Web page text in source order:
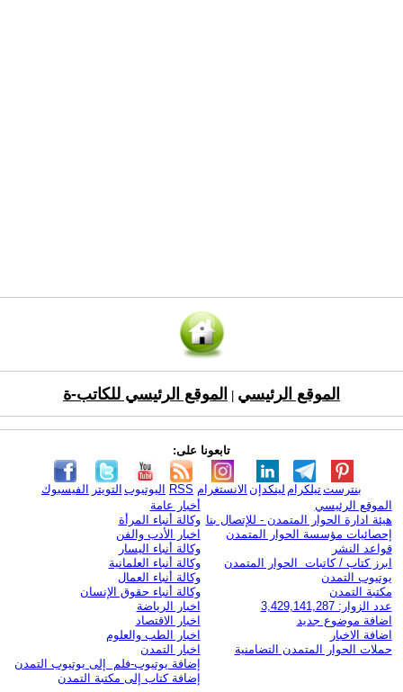
الموقع الرئيسي الموقع الرئيسي للكاتب-ة
تابعونا على:
الفيسبوك التويتر اليوتيوب RSS الانستغرام لينكدإن تيلكرامبنترست
الموقع الرئيسي
هيئة ادارة الحوار المتمدن - للإتصال بنا
إحصائيات مؤسسة الحوار المتمدن
قواعد النشر
ابرز كتاب / كاتبات الحوار المتمدن
يوتيوب التمدن
مكتبة التمدن
عدد الزوار: 3,429,141,287
اضافة موضوع جديد
اضافة الاخبار
حملات الحوار المتمدن التضامنية
أخبار عامة
وكالة أنباء المرأة
اخبار الأدب والفن
وكالة أنباء اليسار
وكالة أنباء العلمانية
وكالة أنباء العمال
وكالة أنباء حقوق الإنسان
اخبار الرياضة
اخبار الاقتصاد
اخبار الطب والعلوم
اخبار التمدن
إضافة يوتيوب-فلم إلى يوتيوب التمدن
إضافة كتاب إلى مكتبة التمدن